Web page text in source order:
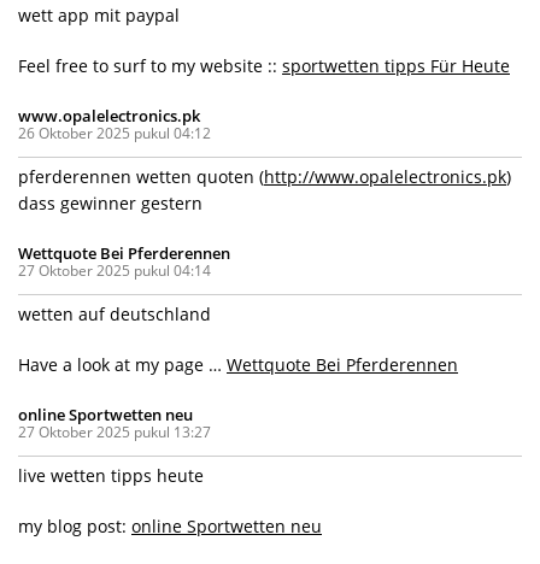
wett app mit paypal
Feel free to surf to my website :: sportwetten tipps Für Heute
www.opalelectronics.pk
26 Oktober 2025 pukul 04:12
pferderennen wetten quoten (http://www.opalelectronics.pk)
dass gewinner gestern
Wettquote Bei Pferderennen
27 Oktober 2025 pukul 04:14
wetten auf deutschland
Have a look at my page … Wettquote Bei Pferderennen
online Sportwetten neu
27 Oktober 2025 pukul 13:27
live wetten tipps heute
my blog post: online Sportwetten neu